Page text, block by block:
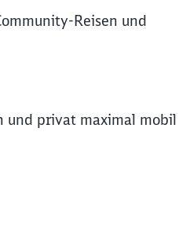
Reisen und
und privat maximal mobil